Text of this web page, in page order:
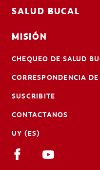
SALUD BUCAL
MISIÓN
CHEQUEO DE SALUD
CORRESPONDENCIA
SUSCRIBITE
CONTACTANOS
UY (ES)